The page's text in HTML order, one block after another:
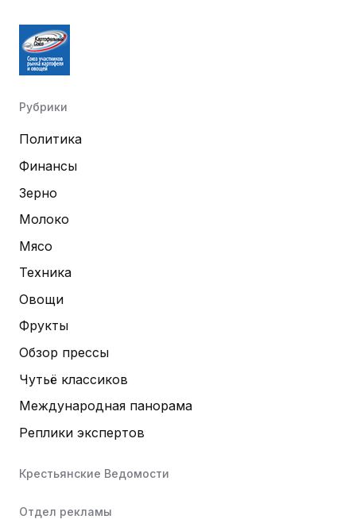
Рубрики
Политика
Финансы
Зерно
Молоко
Мясо
Техника
Овощи
Фрукты
Обзор прессы
Чутьё классиков
Международная панорама
Реплики экспертов
Крестьянские Ведомости
Отдел рекламы